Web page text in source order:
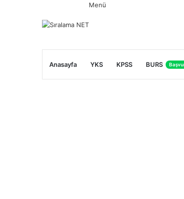
Menü
Anasayfa YKS KPSS BURS